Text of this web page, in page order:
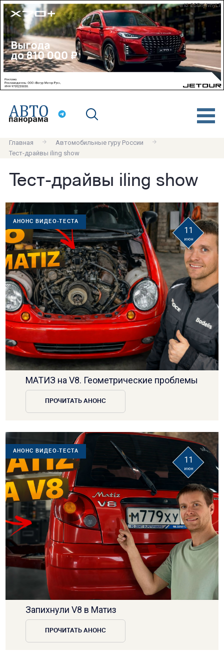
erid: 2SDnjdvnyL7
Главная
Автомобильные гуру России
Тест-драйвы iling show
Тест-драйвы iling show
АНОНС ВИДЕО-ТЕСТА
11
июн
МАТИЗ на V8. Геометрические проблемы
ПРОЧИТАТЬ АНОНС
АНОНС ВИДЕО-ТЕСТА
11
июн
Запихнули V8 в Матиз
ПРОЧИТАТЬ АНОНС